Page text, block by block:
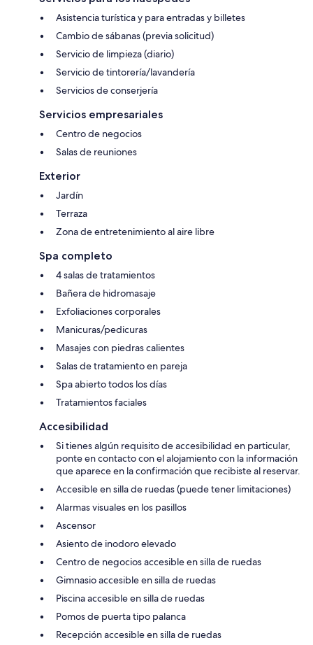
Asistencia turística y para entradas y billetes
Cambio de sábanas (previa solicitud)
Servicio de limpieza (diario)
Servicio de tintorería/lavandería
Servicios de conserjería
Servicios empresariales
Centro de negocios
Salas de reuniones
Exterior
Jardín
Terraza
Zona de entretenimiento al aire libre
Spa completo
4 salas de tratamientos
Bañera de hidromasaje
Exfoliaciones corporales
Manicuras/pedicuras
Masajes con piedras calientes
Salas de tratamiento en pareja
Spa abierto todos los días
Tratamientos faciales
Accesibilidad
Si tienes algún requisito de accesibilidad en particular,
ponte en contacto con el alojamiento con la información
que aparece en la confirmación que recibiste al reservar.
Accesible en silla de ruedas (puede tener limitaciones)
Alarmas visuales en los pasillos
Ascensor
Asiento de inodoro elevado
Centro de negocios accesible en silla de ruedas
Gimnasio accesible en silla de ruedas
Piscina accesible en silla de ruedas
Pomos de puerta tipo palanca
Recepción accesible en silla de ruedas